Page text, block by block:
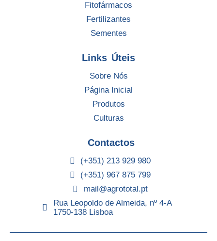
Fitofármacos
Fertilizantes
Sementes
Links Úteis
Sobre Nós
Página Inicial
Produtos
Culturas
Contactos
(+351) 213 929 980
(+351) 967 875 799
mail@agrototal.pt
Rua Leopoldo de Almeida, nº 4-A
1750-138 Lisboa